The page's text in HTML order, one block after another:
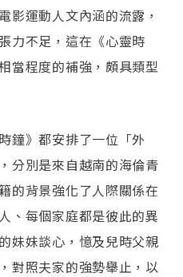
影運動人文內涵的流露，
力不足，這在《心靈時
當程度的補強，頗具類型
鐘》都安排了一位「外
分別是來自越南的海倫青
的背景強化了人際關係在
、每個家庭都是彼此的異
妹妹談心，憶及兒時父親
對照夫家的強勢舉止，以